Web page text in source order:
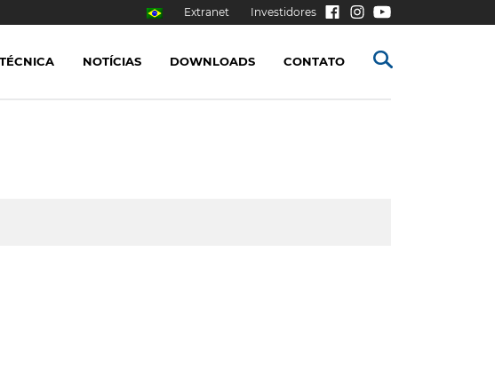
Extranet Investidores
NOTÍCIAS DOWNLOADS CONTATO